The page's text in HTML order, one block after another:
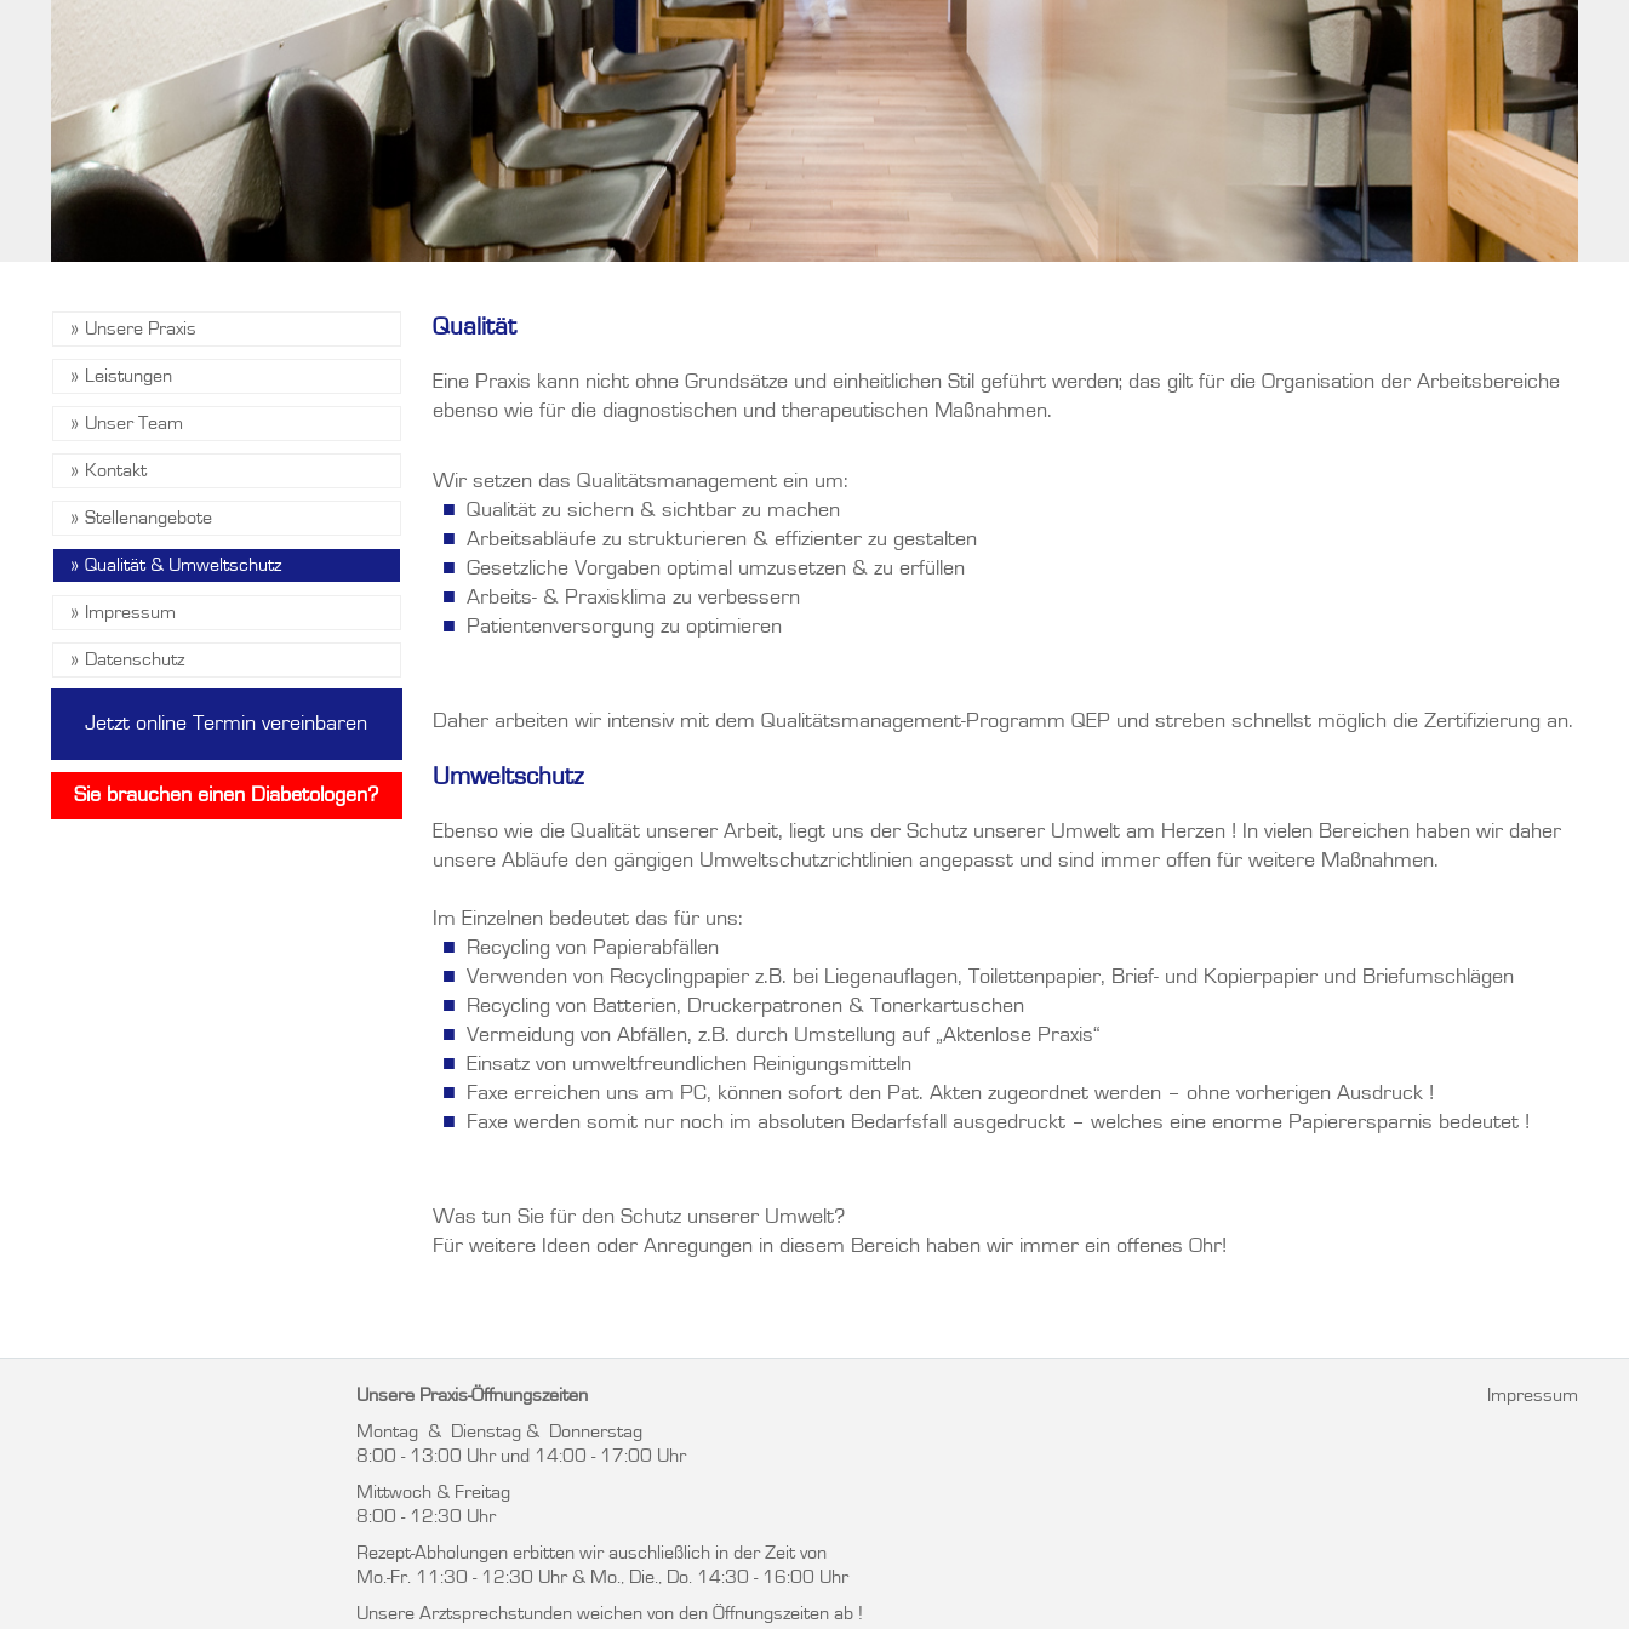
» Unsere Praxis
» Leistungen
» Unser Team
» Kontakt
» Stellenangebote
» Qualität & Umweltschutz
» Impressum
» Datenschutz
Jetzt online Termin vereinbaren
Sie brauchen einen Diabetologen?
Qualität
Eine Praxis kann nicht ohne Grundsätze und einheitlichen Stil geführt werden; das gilt für die Organisation der Arbeitsbereiche
ebenso wie für die diagnostischen und therapeutischen Maßnahmen.
Wir setzen das Qualitätsmanagement ein um:
Qualität zu sichern & sichtbar zu machen
Arbeitsabläufe zu strukturieren & effizienter zu gestalten
Gesetzliche Vorgaben optimal umzusetzen & zu erfüllen
Arbeits- & Praxisklima zu verbessern
Patientenversorgung zu optimieren
Daher arbeiten wir intensiv mit dem Qualitätsmanagement-Programm QEP und streben schnellst möglich die Zertifizierung an.
Umweltschutz
Ebenso wie die Qualität unserer Arbeit, liegt uns der Schutz unserer Umwelt am Herzen ! In vielen Bereichen haben wir daher
unsere Abläufe den gängigen Umweltschutzrichtlinien angepasst und sind immer offen für weitere Maßnahmen.
Im Einzelnen bedeutet das für uns:
Recycling von Papierabfällen
Verwenden von Recyclingpapier z.B. bei Liegenauflagen, Toilettenpapier, Brief- und Kopierpapier und Briefumschlägen
Recycling von Batterien, Druckerpatronen & Tonerkartuschen
Vermeidung von Abfällen, z.B. durch Umstellung auf „Aktenlose Praxis“
Einsatz von umweltfreundlichen Reinigungsmitteln
Faxe erreichen uns am PC, können sofort den Pat. Akten zugeordnet werden – ohne vorherigen Ausdruck !
Faxe werden somit nur noch im absoluten Bedarfsfall ausgedruckt – welches eine enorme Papierersparnis bedeutet !
Was tun Sie für den Schutz unserer Umwelt?
Für weitere Ideen oder Anregungen in diesem Bereich haben wir immer ein offenes Ohr!
Unsere Praxis-Öffnungszeiten
Montag & Dienstag & Donnerstag
8:00 - 13:00 Uhr und 14:00 - 17:00 Uhr
Mittwoch & Freitag
8:00 - 12:30 Uhr
Rezept-Abholungen erbitten wir auschließlich in der Zeit von
Mo.-Fr. 11:30 - 12:30 Uhr & Mo., Die., Do. 14:30 - 16:00 Uhr
Unsere Arztsprechstunden weichen von den Öffnungszeiten ab !
Impressum